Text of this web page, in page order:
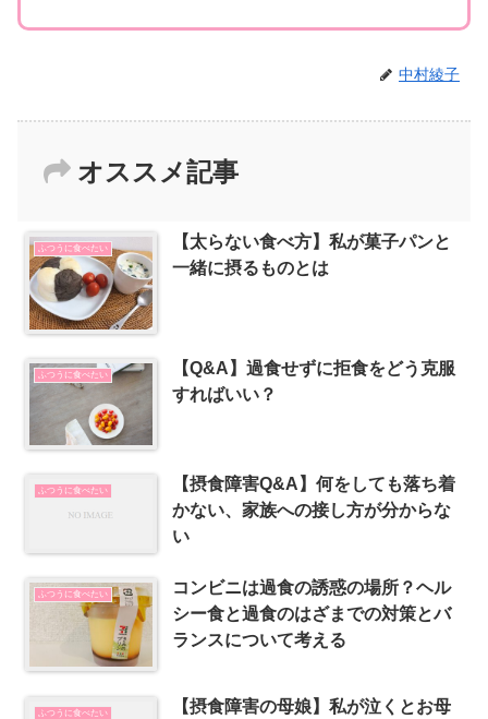
中村綾子
オススメ記事
ふつうに食べたい
【太らない食べ方】私が菓子パンと
一緒に摂るものとは
ふつうに食べたい
【Q&A】過食せずに拒食をどう克服
すればいい？
ふつうに食べたい
【摂食障害Q&A】何をしても落ち着
かない、家族への接し方が分からな
い
ふつうに食べたい
コンビニは過食の誘惑の場所？ヘル
シー食と過食のはざまでの対策とバ
ランスについて考える
ふつうに食べたい
【摂食障害の母娘】私が泣くとお母